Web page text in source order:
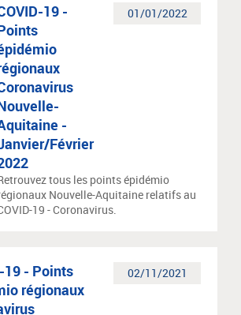
01/01/2022
19 -
-
Février
tous les points épidémio
Nouvelle-Aquitaine relatifs au
19 - Coronavirus.
02/11/2021
19 - Points
régionaux